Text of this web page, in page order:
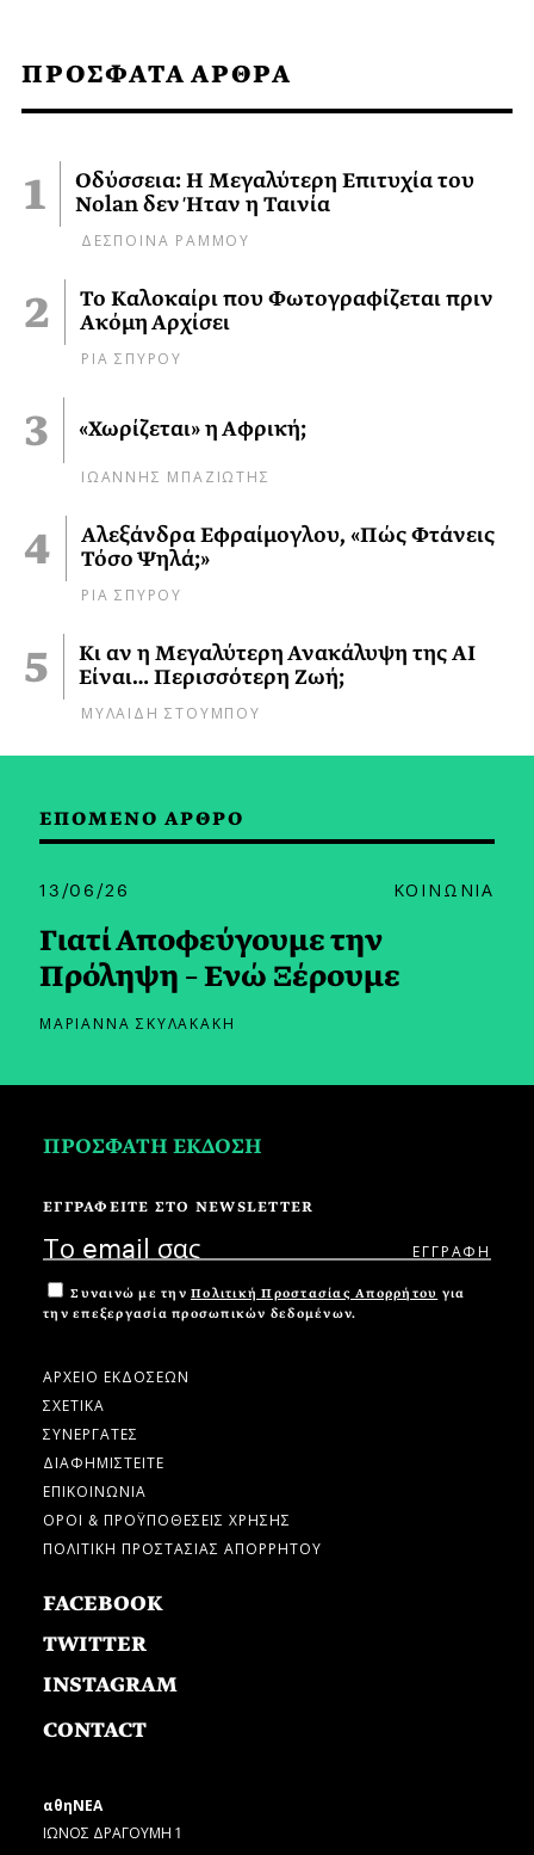
ΠΡΟΣΦΑΤΑ ΑΡΘΡΑ
Οδύσσεια: Η Μεγαλύτερη Επιτυχία του
Nolan δεν Ήταν η Ταινία
ΔΕΣΠΟΙΝΑ ΡΑΜΜΟΥ
Το Καλοκαίρι που Φωτογραφίζεται πριν
Ακόμη Αρχίσει
ΡΙΑ ΣΠΥΡΟΥ
«Χωρίζεται» η Αφρική;
ΙΩΑΝΝΗΣ ΜΠΑΖΙΩΤΗΣ
Αλεξάνδρα Εφραίμογλου, «Πώς Φτάνεις
Τόσο Ψηλά;»
ΡΙΑ ΣΠΥΡΟΥ
Κι αν η Μεγαλύτερη Ανακάλυψη της AI
Είναι… Περισσότερη Ζωή;
ΜΥΛΑΙΔΗ ΣΤΟΥΜΠΟΥ
ΕΠΟΜΕΝΟ ΑΡΘΡΟ
13/06/26 ΚΟΙΝΩΝΙΑ
Γιατί Αποφεύγουμε την
Πρόληψη – Ενώ Ξέρουμε
ΜΑΡΙΑΝΝΑ ΣΚΥΛΑΚΑΚΗ
ΠΡΟΣΦΑΤΗ ΕΚΔΟΣΗ
ΕΓΓΡΑΦΕΙΤΕ ΣΤΟ NEWSLETTER
Συναινώ με την Πολιτική Προστασίας Απορρήτου για
την επεξεργασία προσωπικών δεδομένων.
ΑΡΧΕΙΟ ΕΚΔΟΣΕΩΝ
ΣΧΕΤΙΚΑ
ΣΥΝΕΡΓΑΤΕΣ
ΔΙΑΦΗΜΙΣΤΕΙΤΕ
ΕΠΙΚΟΙΝΩΝΙΑ
ΟΡΟΙ & ΠΡΟΫΠΟΘΕΣΕΙΣ ΧΡΗΣΗΣ
ΠΟΛΙΤΙΚΗ ΠΡΟΣΤΑΣΙΑΣ ΑΠΟΡΡΗΤΟΥ
FACEBOOK
TWITTER
INSTAGRAM
CONTACT
αθηΝΕΑ
ΙΩΝΟΣ ΔΡΑΓΟΥΜΗ 1